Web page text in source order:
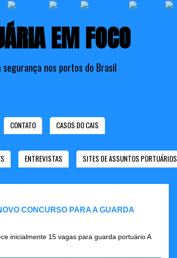
EM FOCO
nos portos do Brasil
CONTATO CASOS DO CAIS
ENTREVISTAS SITES DE ASSUNTOS PORTUÁRIOS
CONCURSO PARA A GUARDA
inicialmente 15 vagas para guarda portuário A